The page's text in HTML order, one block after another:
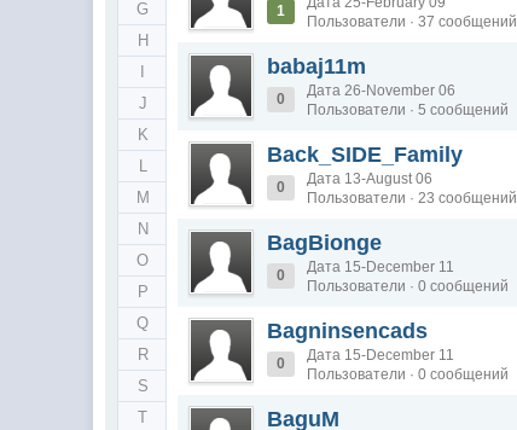
G
H
J
K
L
M
N
O
P
Q
R
S
T
1
Пользователи · 37 сообщений
babaj11m
0
Дата 26-November 06
Пользователи · 5 сообщений
Back_SIDE_Family
0
Дата 13-August 06
Пользователи · 23 сообщений
BagBionge
0
Дата 15-December 11
Пользователи · 0 сообщений
Bagninsencads
0
Дата 15-December 11
Пользователи · 0 сообщений
BaguM